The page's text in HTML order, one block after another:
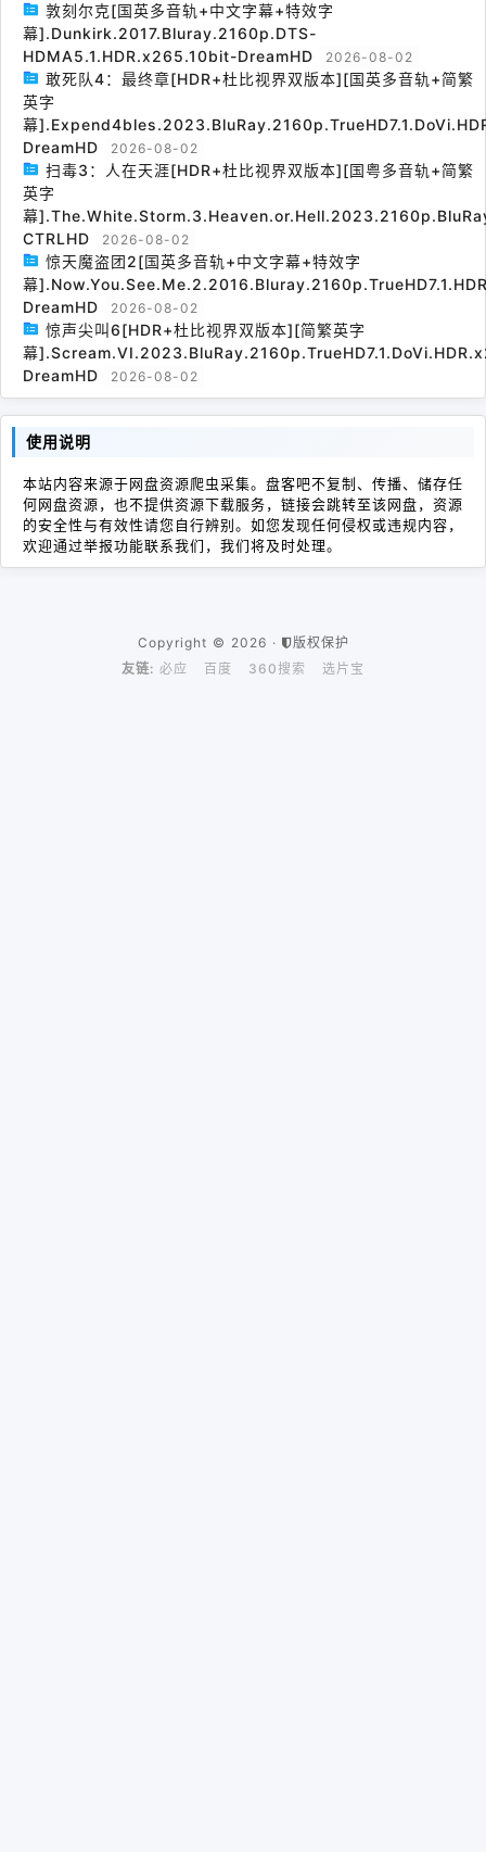
敦刻尔克[国英多音轨+中文字幕+特效字
幕].Dunkirk.2017.Bluray.2160p.DTS-
HDMA5.1.HDR.x265.10bit-DreamHD
2026-08-02
敢死队4：最终章[HDR+杜比视界双版本][国英多音轨+简繁
英字
幕
DreamHD
2026-08-02
扫毒3：人在天涯[HDR+杜比视界双版本][国粤多音轨+简繁
英字
幕
CTRLHD
2026-08-02
惊天魔盗团2[国英多音轨+中文字幕+特效字
幕
DreamHD
2026-08-02
惊声尖叫6[HDR+杜比视界双版本][简繁英字
幕
DreamHD
2026-08-02
使用说明
本站内容来源于网盘资源爬虫采集。盘客吧不复制、传播、储存任
何网盘资源，也不提供资源下载服务，链接会跳转至该网盘，资源
的安全性与有效性请您自行辨别。如您发现任何侵权或违规内容，
欢迎通过举报功能联系我们，我们将及时处理。
Copyright © 2026 ·
版权保护
友链: 必应 百度 360搜索 选片宝